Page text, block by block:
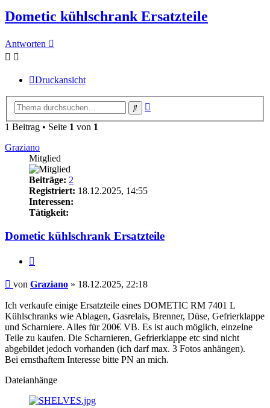
Dometic kühlschrank Ersatzteile
Antworten
Druckansicht
Suche
1 Beitrag • Seite 1 von 1
Graziano
Mitglied
Beiträge: 2
Registriert: 18.12.2025, 14:55
Interessen:
Tätigkeit:
Dometic kühlschrank Ersatzteile
Beitrag
von Graziano » 18.12.2025, 22:18
Ich verkaufe einige Ersatzteile eines DOMETIC RM 7401 L
Kühlschranks wie Ablagen, Gasrelais, Brenner, Düse, Gefrierklappe
und Scharniere. Alles für 200€ VB. Es ist auch möglich, einzelne
Teile zu kaufen. Die Scharnieren, Gefrierklappe etc sind nicht
abgebildet jedoch vorhanden (ich darf max. 3 Fotos anhängen).
Bei ernsthaftem Interesse bitte PN an mich.
Dateianhänge